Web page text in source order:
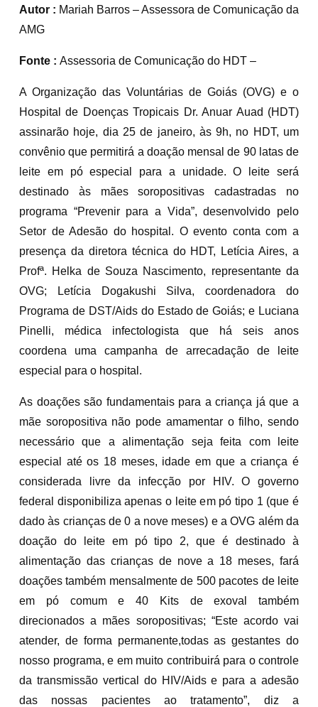
Autor : Mariah Barros – Assessora de Comunicação da
AMG
Fonte : Assessoria de Comunicação do HDT –
A Organização das Voluntárias de Goiás (OVG) e o
Hospital de Doenças Tropicais Dr. Anuar Auad (HDT)
assinarão hoje, dia 25 de janeiro, às 9h, no HDT, um
convênio que permitirá a doação mensal de 90 latas de
leite em pó especial para a unidade. O leite será
destinado às mães soropositivas cadastradas no
programa “Prevenir para a Vida”, desenvolvido pelo
Setor de Adesão do hospital. O evento conta com a
presença da diretora técnica do HDT, Letícia Aires, a
Profª. Helka de Souza Nascimento, representante da
OVG; Letícia Dogakushi Silva, coordenadora do
Programa de DST/Aids do Estado de Goiás; e Luciana
Pinelli, médica infectologista que há seis anos
coordena uma campanha de arrecadação de leite
especial para o hospital.
As doações são fundamentais para a criança já que a
mãe soropositiva não pode amamentar o filho, sendo
necessário que a alimentação seja feita com leite
especial até os 18 meses, idade em que a criança é
considerada livre da infecção por HIV. O governo
federal disponibiliza apenas o leite em pó tipo 1 (que é
dado às crianças de 0 a nove meses) e a OVG além da
doação do leite em pó tipo 2, que é destinado à
alimentação das crianças de nove a 18 meses, fará
doações também mensalmente de 500 pacotes de leite
em pó comum e 40 Kits de exoval também
direcionados a mães soropositivas; “Este acordo vai
atender, de forma permanente,todas as gestantes do
nosso programa, e em muito contribuirá para o controle
da transmissão vertical do HIV/Aids e para a adesão
das nossas pacientes ao tratamento”, diz a